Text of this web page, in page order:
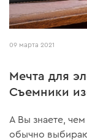
09 марта 2021
Мечта для
Съемники
А Вы знаете,
обычно